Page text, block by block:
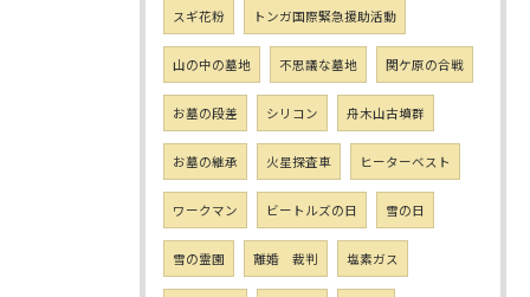
スギ花粉 トンガ国際緊急援助活動
山の中の墓地 不思議な墓地 関ケ原の合戦
お墓の段差 シリコン 舟木山古墳群
お墓の継承 火星探査車 ヒーターベスト
ワークマン ビートルズの日 雪の日
雪の霊園 離婚 裁判 塩素ガス